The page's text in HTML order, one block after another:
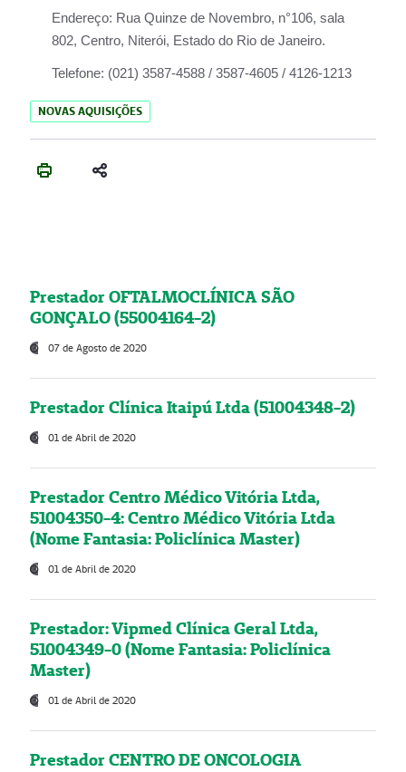
Endereço: Rua Quinze de Novembro, n°106, sala
802, Centro, Niterói, Estado do Rio de Janeiro.
Telefone: (021) 3587-4588 / 3587-4605 / 4126-1213
NOVAS AQUISIÇÕES
Prestador OFTALMOCLÍNICA SÃO
GONÇALO (55004164-2)
07 de Agosto de 2020
Prestador Clínica Itaipú Ltda (51004348-2)
01 de Abril de 2020
Prestador Centro Médico Vitória Ltda,
51004350-4: Centro Médico Vitória Ltda
(Nome Fantasia: Policlínica Master)
01 de Abril de 2020
Prestador: Vipmed Clínica Geral Ltda,
51004349-0 (Nome Fantasia: Policlínica
Master)
01 de Abril de 2020
Prestador CENTRO DE ONCOLOGIA